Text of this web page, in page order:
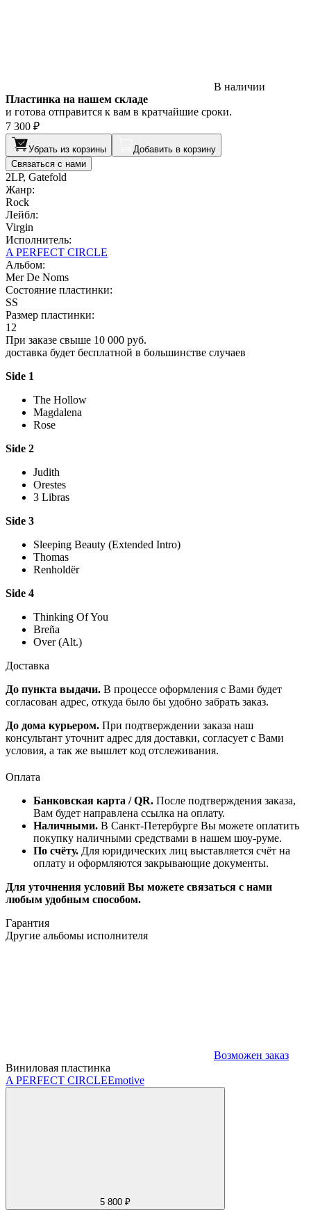
В наличии
Пластинка на нашем складе
и готова отправится к вам в кратчайшие сроки.
7 300 ₽
Убрать из корзины
Добавить в корзину
Связаться с нами
2LP, Gatefold
Жанр:
Rock
Лейбл:
Virgin
Исполнитель:
A PERFECT CIRCLE
Альбом:
Mer De Noms
Состояние пластинки:
SS
Размер пластинки:
12
При заказе свыше 10 000 руб.
доставка будет бесплатной в большинстве случаев
Side 1
The Hollow
Magdalena
Rose
Side 2
Judith
Orestes
3 Libras
Side 3
Sleeping Beauty (Extended Intro)
Thomas
Renholdër
Side 4
Thinking Of You
Breña
Over (Alt.)
Доставка
До пункта выдачи. В процессе оформления с Вами будет
согласован адрес, откуда было бы удобно забрать заказ.
До дома курьером. При подтверждении заказа наш
консультант уточнит адрес для доставки, согласует с Вами
условия, а так же вышлет код отслеживания.
Оплата
Банковская карта / QR. После подтверждения заказа,
Вам будет направлена ссылка на оплату.
Наличными. В Санкт-Петербурге Вы можете оплатить
покупку наличными средствами в нашем шоу-руме.
По счёту. Для юридических лиц выставляется счёт на
оплату и оформляются закрывающие документы.
Для уточнения условий Вы можете связаться с нами
любым удобным способом.
Гарантия
Другие альбомы исполнителя
Возможен заказ
Виниловая пластинка
A PERFECT CIRCLEEmotive
5 800 ₽